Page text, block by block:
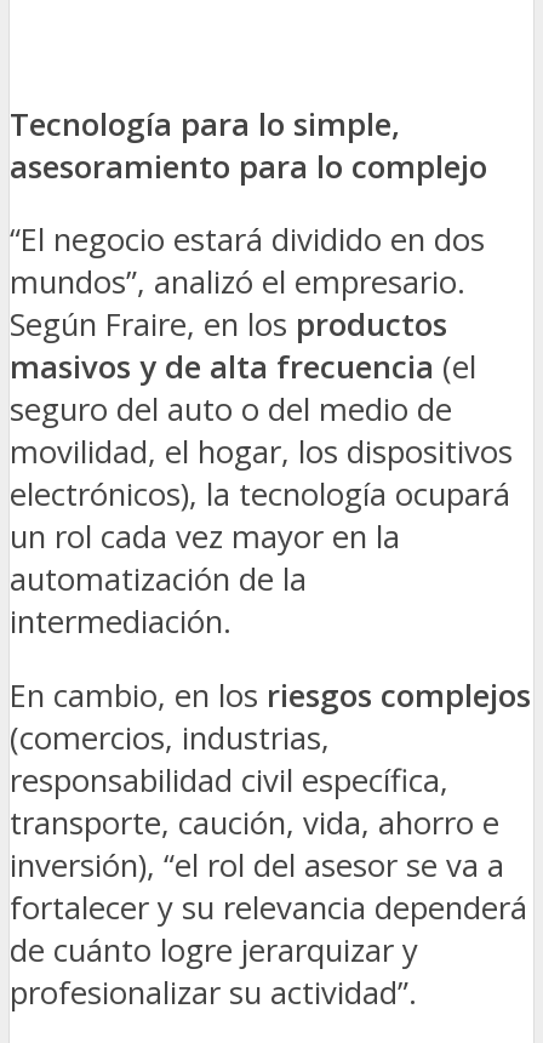
Tecnología para lo simple,
asesoramiento para lo complejo
“El negocio estará dividido en dos
mundos”, analizó el empresario.
Según Fraire, en los productos
masivos y de alta frecuencia (el
seguro del auto o del medio de
movilidad, el hogar, los dispositivos
electrónicos), la tecnología ocupará
un rol cada vez mayor en la
automatización de la
intermediación.
En cambio, en los riesgos complejos
(comercios, industrias,
responsabilidad civil específica,
transporte, caución, vida, ahorro e
inversión), “el rol del asesor se va a
fortalecer y su relevancia dependerá
de cuánto logre jerarquizar y
profesionalizar su actividad”.